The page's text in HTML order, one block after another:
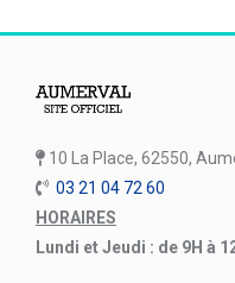
10 La Place, 62550,
03 21 04 72 60
HORAIRES
Lundi et Jeudi : de 9H à